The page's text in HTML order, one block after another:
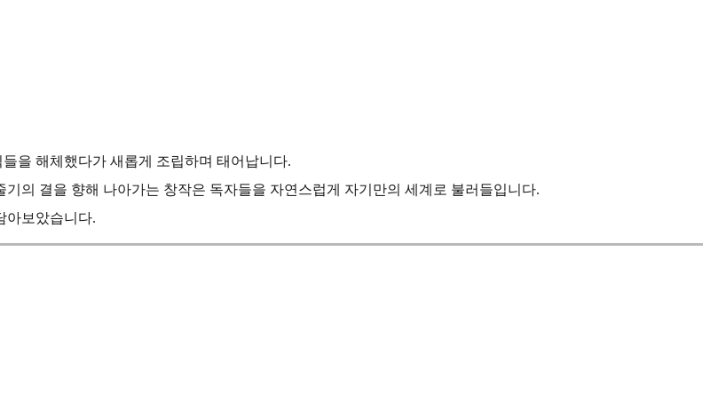
을 해체했다가 새롭게 조립하며 태어납니다.
의 결을 향해 나아가는 창작은 독자들을 자연스럽게 자기만의 세계로 불러들입니다.
아보았습니다.